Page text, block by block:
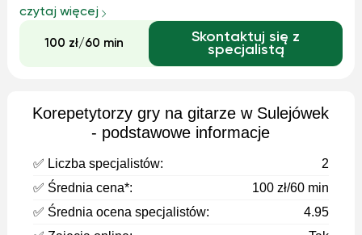
zapisu nutowego i tabulatur, poznanie akordów i skal
melodycznej, opracowania instrum...
czytaj więcej
100 zł/60 min
Skontaktuj się z
specjalistą
Korepetytorzy gry na gitarze w Sulejówek
- podstawowe informacje
✅ Liczba specjalistów:
2
✅ Średnia cena*:
100 zł/60 min
✅ Średnia ocena specjalistów:
4.95